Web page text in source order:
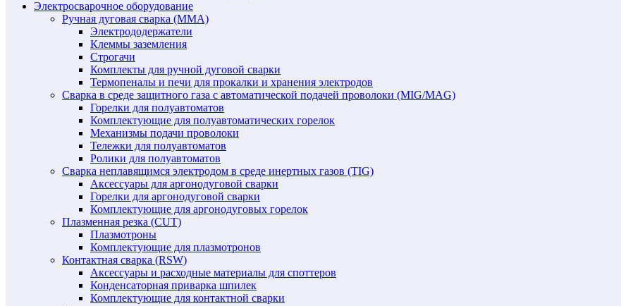
Электросварочное оборудование
Ручная дуговая сварка (MMA)
Электрододержатели
Клеммы заземления
Строгачи
Комплекты для ручной дуговой сварки
Термопеналы и печи для прокалки и хранения электродов
Сварка в среде защитного газа с автоматической подачей проволоки (MIG/MAG)
Горелки для полуавтоматов
Комплектующие для полуавтоматических горелок
Механизмы подачи проволоки
Тележки для полуавтоматов
Ролики для полуавтоматов
Сварка неплавящимся электродом в среде инертных газов (TIG)
Аксессуары для аргонодуговой сварки
Горелки для аргонодуговой сварки
Комплектующие для аргонодуговых горелок
Плазменная резка (CUT)
Плазмотроны
Комплектующие для плазмотронов
Контактная сварка (RSW)
Аксессуары и расходные материалы для споттеров
Конденсаторная приварка шпилек
Комплектующие для контактной сварки